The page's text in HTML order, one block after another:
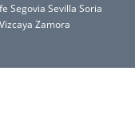
Segovia Sevilla Soria
Vizcaya Zamora